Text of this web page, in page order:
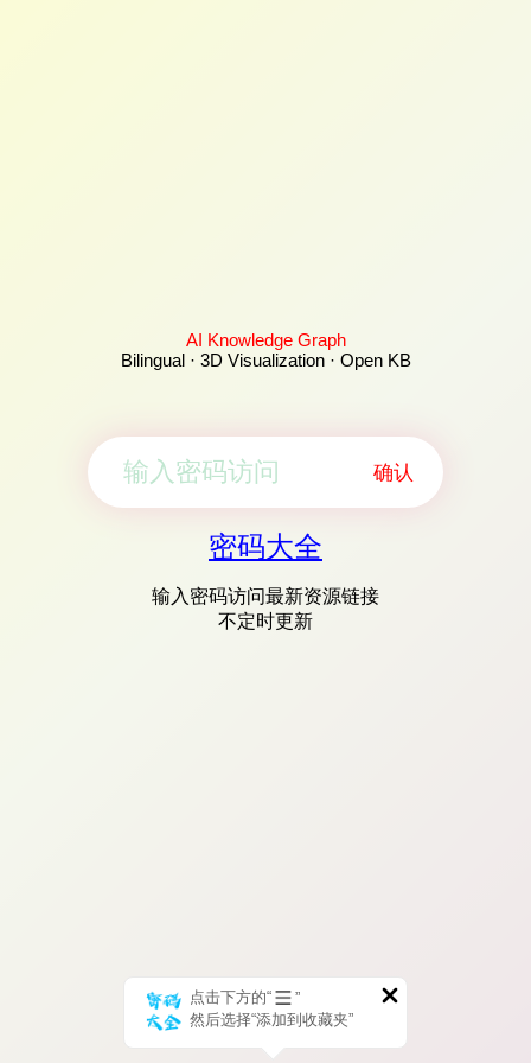
AI Knowledge Graph
Bilingual · 3D Visualization · Open KB
确认
密码大全
输入密码访问最新资源链接
不定时更新
点击下方的“
”
然后选择“添加到收藏夹”